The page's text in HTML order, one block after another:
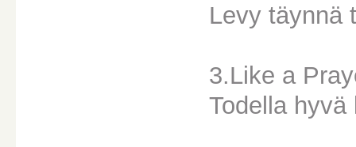
Levy täynnä
3.Like a
Todella